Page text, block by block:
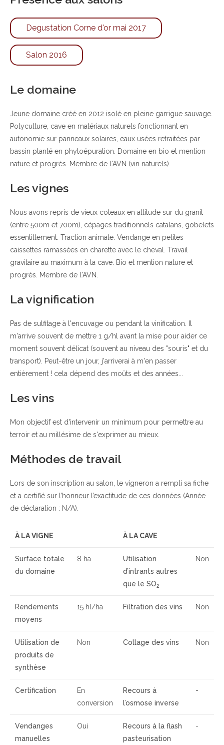
Degustation Corne d'or mai 2017
Salon 2016
Le domaine
Jeune domaine créé en 2012 isolé en pleine garrigue sauvage.
Polyculture, cave en matériaux naturels fonctionnant en
autonomie sur panneaux solaires, eaux usées retraitées par
bassin planté en phytoépuration. Domaine en bio et mention
nature et progrès. Membre de l'AVN (vin naturels).
Les vignes
Nous avons repris de vieux coteaux en altitude sur du granit
(entre 500m et 700m), cépages traditionnels catalans, gobelets
essentillement. Traction animale. Vendange en petites
caissettes ramassées en charette avec le cheval. Travail
gravitaire au maximum à la cave. Bio et mention nature et
progrès. Membre de l'AVN.
La vignification
Pas de sulfitage à l'encuvage ou pendant la vinification. Il
m'arrive souvent de mettre 1 g/hl avant la mise pour aider ce
moment souvent délicat (souvent au niveau des "souris" et du
transport). Peut-être un jour, j'arriverai à m'en passer
entièrement ! cela dépend des moûts et des années...
Les vins
Mon objectif est d'intervenir un minimum pour permettre au
terroir et au millésime de s'exprimer au mieux.
Méthodes de travail
Lors de son inscription au salon, le vigneron a rempli sa fiche
et a certifié sur l’honneur l’exactitude de ces données (Année
de déclaration : N/A).
À LA VIGNE À LA CAVE
Surface totale
du domaine
8 ha
Utilisation
d’intrants autres
que le SO2
Non
Rendements
moyens
15 hl/ha Filtration des vins Non
Utilisation de
produits de
synthèse
Non Collage des vins Non
Certification
En
conversion
Recours à
l’osmose inverse
-
Vendanges
manuelles
Oui
Recours à la flash
pasteurisation
-